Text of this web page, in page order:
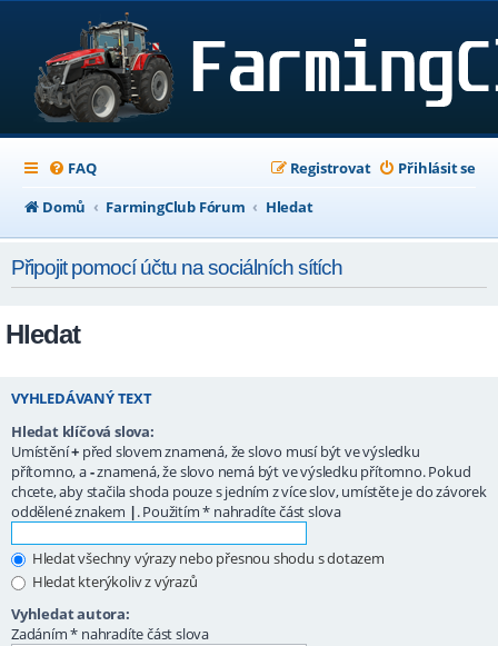
FAQ Přihlásit se
Registrovat
Domů
FarmingClub Fórum Hledat
Připojit pomocí účtu na sociálních sítích
Hledat
VYHLEDÁVANÝ TEXT
Hledat klíčová slova:
Umístění+před slovem znamená, že slovo musí být ve výsledku
přítomno, a-znamená, že slovo nemá být ve výsledku přítomno. Pokud
chcete, aby stačila shoda pouze s jedním z více slov, umístěte je do závorek
oddělené znakem |. Použitím * nahradíte část slova
Hledat všechny výrazy nebo přesnou shodu s dotazem
Hledat kterýkoliv z výrazů
Vyhledat autora:
Zadáním * nahradíte část slova